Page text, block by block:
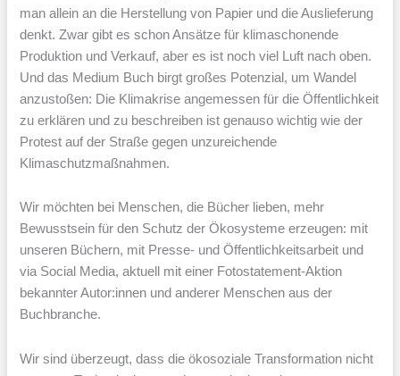
man allein an die Herstellung von Papier und die Auslieferung
denkt. Zwar gibt es schon Ansätze für klimaschonende
Produktion und Verkauf, aber es ist noch viel Luft nach oben.
Und das Medium Buch birgt großes Potenzial, um Wandel
anzustoßen: Die Klimakrise angemessen für die Öffentlichkeit
zu erklären und zu beschreiben ist genauso wichtig wie der
Protest auf der Straße gegen unzureichende
Klimaschutzmaßnahmen.
Wir möchten bei Menschen, die Bücher lieben, mehr
Bewusstsein für den Schutz der Ökosysteme erzeugen: mit
unseren Büchern, mit Presse- und Öffentlichkeitsarbeit und
via Social Media, aktuell mit einer Fotostatement-Aktion
bekannter Autor:innen und anderer Menschen aus der
Buchbranche.
Wir sind überzeugt, dass die ökosoziale Transformation nicht